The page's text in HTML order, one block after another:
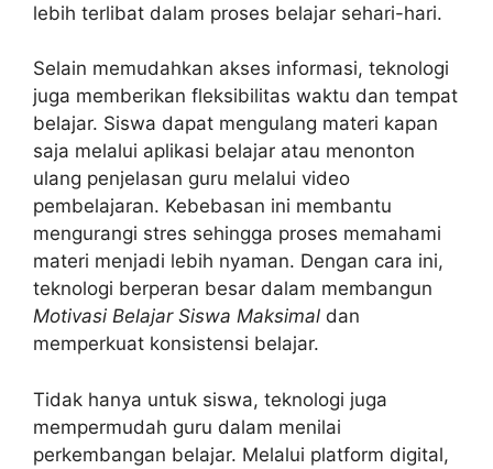
lebih terlibat dalam proses belajar sehari-hari.
Selain memudahkan akses informasi, teknologi
juga memberikan fleksibilitas waktu dan tempat
belajar. Siswa dapat mengulang materi kapan
saja melalui aplikasi belajar atau menonton
ulang penjelasan guru melalui video
pembelajaran. Kebebasan ini membantu
mengurangi stres sehingga proses memahami
materi menjadi lebih nyaman. Dengan cara ini,
teknologi berperan besar dalam membangun
Motivasi Belajar Siswa Maksimal dan
memperkuat konsistensi belajar.
Tidak hanya untuk siswa, teknologi juga
mempermudah guru dalam menilai
perkembangan belajar. Melalui platform digital,